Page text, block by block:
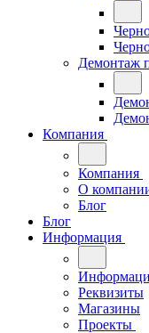
Демонтаж
Компания
Компания
О
Блог
Блог
Информация
Реквизиты
Магазины
Проекты